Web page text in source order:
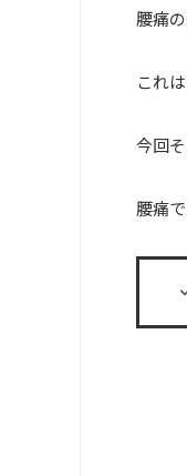
腰痛
これ
今回
腰痛